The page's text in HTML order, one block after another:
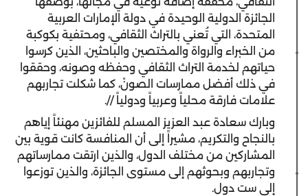
الجائزة الدولية الوحيدة في دولة الإمارات العربية
المتحدة، التي تُعني بالتراث الثقافي، ومحتفية بكوكبة
من الخبراء والرواة والمختصين والباحثين، الذين كرسوا
حياتهم لخدمة التراث الثقافي وحفظه وصونه، وحققوا
في ذلك أفضل ممارسات الصونْ، كما شكلت تجاربهم
علامات فارقة محلياً وعربياً ودولياً //.
وبارك سعادة عبد العزيز المسلم للفائزين مهنئاً إياهم
بالنجاح والتكريم، مشيراً إلى أن المنافسة كانت قوية بين
المشاركين من مختلف الدول، والذين ارتقت ممارساتهم
وتجاربهم وبحوثهم إلى مستوى الجائزة، والذين توزعوا
إلى ست دول.